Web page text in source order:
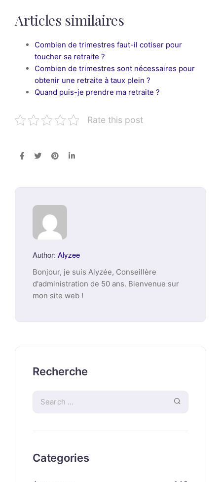
Articles similaires
Combien de trimestres faut-il cotiser pour
toucher sa retraite ?
Combien de trimestres sont nécessaires pour
obtenir une retraite à taux plein ?
Quand puis-je prendre ma retraite ?
Rate this post
Author: Alyzee
Bonjour, je suis Alyzée, Conseillère
d'administration de 50 ans. Bienvenue sur
mon site web !
Recherche
Categories